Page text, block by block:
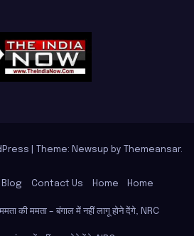
Theme: Newsup by Themeansar.
Blog Contact Us Home Home
ममता की ममता – बंगाल में नहीं लागू होने देंगे, NRC